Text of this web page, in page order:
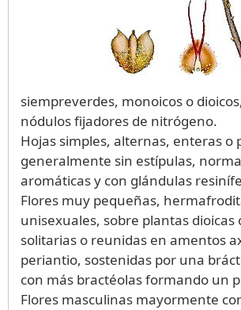
siempreverdes, monoicos o
nódulos fijadores de nitrógeno.
Hojas simples, alternas, enteras o
generalmente sin estípulas,
aromáticas y con glándulas
Flores muy pequeñas,
unisexuales, sobre plantas dioicas
solitarias o reunidas en amentos
periantio, sostenidas por una
con más bractéolas formando un
Flores masculinas mayormente